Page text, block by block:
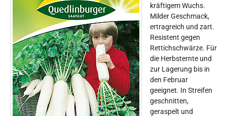
kräftigem Wuchs.
Milder Geschmack,
ertragreich und zart.
Resistent gegen
Rettichschwärze. Für
die Herbsternte und
zur Lagerung bis in
den Februar
geeignet. In Streifen
geschnitten,
geraspelt und